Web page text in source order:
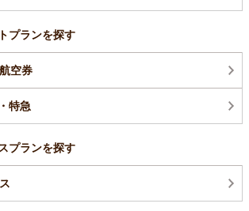
プランを探す
空券
特急
プランを探す